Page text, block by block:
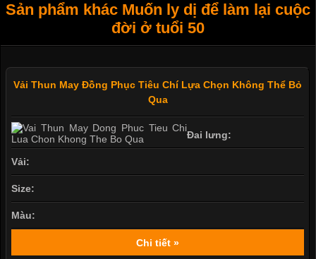
Sản phẩm khác Muốn ly dị để làm lại cuộc
đời ở tuổi 50
Vải Thun May Đồng Phục Tiêu Chí Lựa Chọn Không Thể Bỏ
Qua
Đai lưng:
Vải:
Size:
Màu:
Chi tiết »